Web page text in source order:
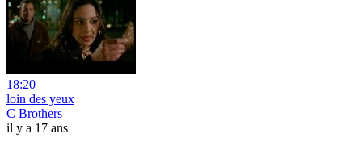
18:20
loin des yeux
C Brothers
il y a 17 ans